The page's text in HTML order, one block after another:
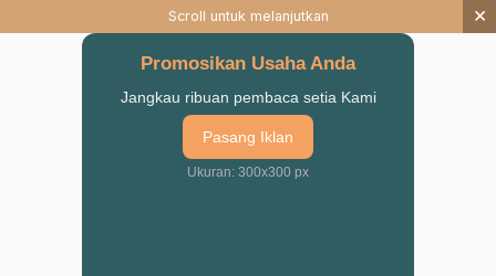
Scroll untuk melanjutkan ×
Promosikan Usaha Anda
Jangkau ribuan pembaca setia Kami
Pasang Iklan
Ukuran: 300x300 px